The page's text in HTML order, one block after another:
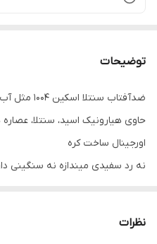
توضیحات
ضدآفتاب سنتلا اسکین ۱۰۰۴ مثل آب سبکه
حاوی هیارونیک اسید، سنتلا،
اورجینال ساخت کره
نه رد سفیدی میندازه نه سنگینی
همزمان پوست رو ترمیم و آبرسانی
نظرات